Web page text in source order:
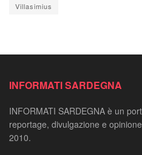
Villasimius
INFORMATI SARDEGNA
INFORMATI SARDEGNA è un
reportage, divulgazione e
2010.